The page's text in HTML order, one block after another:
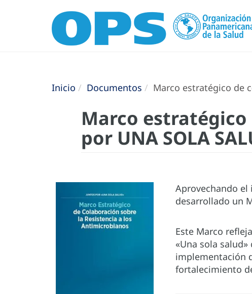
Inicio Documentos Marco estratégico de
Marco estratégico
por UNA SOLA
Aprovechando el
desarrollado un
Este Marco
«Una sola
implementación
fortalecimiento